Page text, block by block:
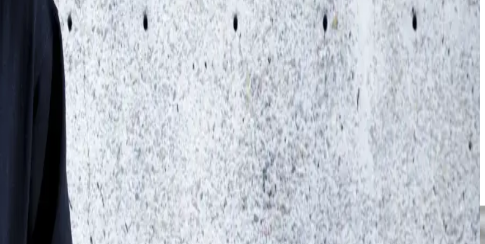
longue durée de vie à ses vêtements. "Notre objectif pour 2025 est de faire en sorte que 90 % de nos
coton issu du commerce équitable constituent un pas important dans cette direction. Les nouveaux
Africa constituent un pas important dans cette direction, souligne Astrid Wozniak, responsable de la
de la matière. Depuis 2016, CWS Workwear utilise du coton issu du commerce équitable dans ses
leur coton ainsi qu'une prime Fairtrade, qui s'ajoute au prix de vente du coton. Les producteurs
ou économiques.